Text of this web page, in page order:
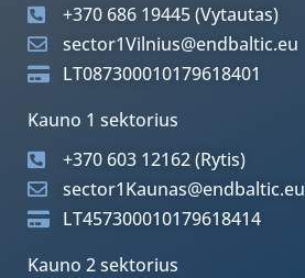
+370 686 19445 (Vytautas)
sector1Vilnius@endbaltic.eu
LT087300010179618401
Kauno 1 sektorius
+370 603 12162 (Rytis)
sector1Kaunas@endbaltic.eu
LT457300010179618414
Kauno 2 sektorius